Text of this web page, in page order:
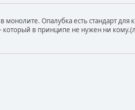
Опалубка есть стандарт для
который в принципе не нужен ни